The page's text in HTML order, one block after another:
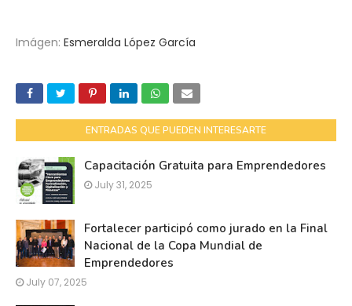
Imágen: Esmeralda López García
ENTRADAS QUE PUEDEN INTERESARTE
Capacitación Gratuita para Emprendedores
July 31, 2025
Fortalecer participó como jurado en la Final
Nacional de la Copa Mundial de
Emprendedores
July 07, 2025